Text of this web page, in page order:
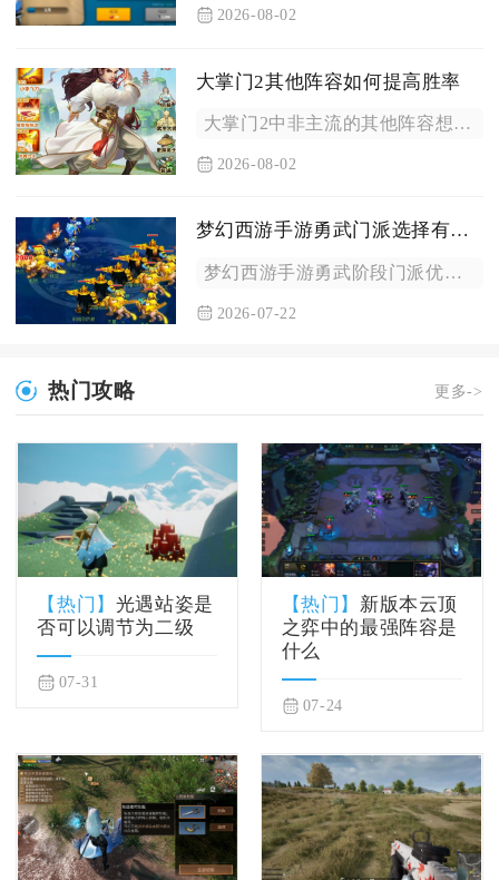
2026-08-02
大掌门2其他阵容如何提高胜率
大掌门2中非主流的其他阵容想要稳定拉高对局胜率，核心思路是放...
2026-08-02
梦幻西游手游勇武门派选择有何推荐
梦幻西游手游勇武阶段门派优先推荐花果山、月宫、小雷音寺、化生...
2026-07-22
热门攻略 更多->
【热门】 光遇站姿是
否可以调节为二级
07-31
【热门】 新版本云顶
之弈中的最强阵容是
什么
07-24